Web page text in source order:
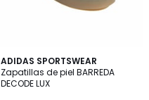
ADIDAS SPORTSWEAR
Zapatillas de piel BARREDA
DECODE LUX
4,5
/ 5
2
Colores